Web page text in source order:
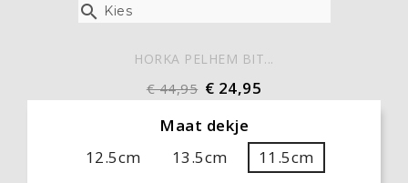
 Kies
HORKA PELHEM BIT...
€ 44,95 € 24,95
Maat dekje
12.5cm
13.5cm 11.5cm